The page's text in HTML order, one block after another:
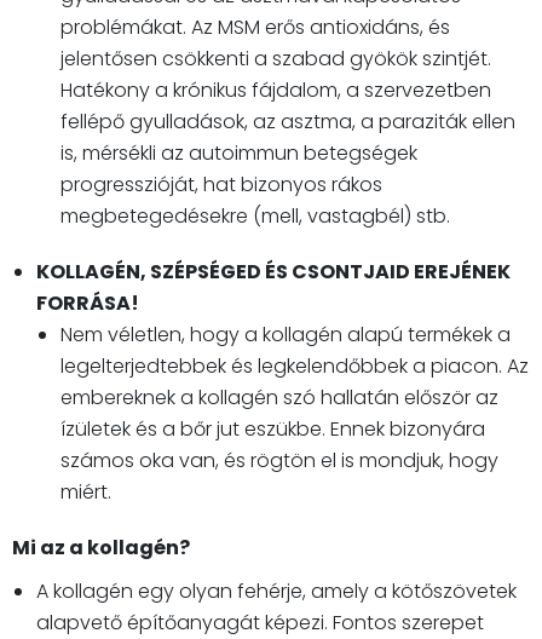
problémákat. Az MSM erős antioxidáns, és
jelentősen csökkenti a szabad gyökök szintjét.
Hatékony a krónikus fájdalom, a szervezetben
fellépő gyulladások, az asztma, a paraziták ellen
is, mérsékli az autoimmun betegségek
progresszióját, hat bizonyos rákos
megbetegedésekre (mell, vastagbél) stb.
KOLLAGÉN, SZÉPSÉGED ÉS CSONTJAID EREJÉNEK
FORRÁSA!
Nem véletlen, hogy a kollagén alapú termékek a
legelterjedtebbek és legkelendőbbek a piacon. Az
embereknek a kollagén szó hallatán először az
ízületek és a bőr jut eszükbe. Ennek bizonyára
számos oka van, és rögtön el is mondjuk, hogy
miért.
Mi az a kollagén?
A kollagén egy olyan fehérje, amely a kötőszövetek
alapvető építőanyagát képezi. Fontos szerepet